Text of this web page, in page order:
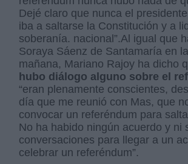
Dejé claro que nunca el
iba a saltarse la Constitución y a
soberanía. nacional”.Al igual que
Soraya Sáenz de Santamaría en
mañana, Mariano Rajoy ha dicho
hubo diálogo alguno sobre el
“eran plenamente conscientes,
día que me reunió con Mas, que
convocar un referéndum para
No ha habido ningún acuerdo y ni
conversaciones para llegar a un
celebrar un referéndum”.